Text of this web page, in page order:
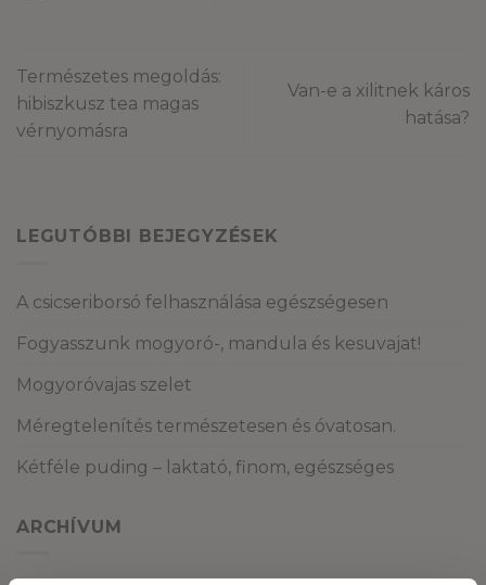
Természetes megoldás:
hibiszkusz tea magas
vérnyomásra
Van-e a xilitnek káros
hatása?
LEGUTÓBBI BEJEGYZÉSEK
A csicseriborsó felhasználása egészségesen
Fogyasszunk mogyoró-, mandula és kesuvajat!
Mogyoróvajas szelet
Méregtelenítés természetesen és óvatosan.
Kétféle puding – laktató, finom, egészséges
ARCHÍVUM